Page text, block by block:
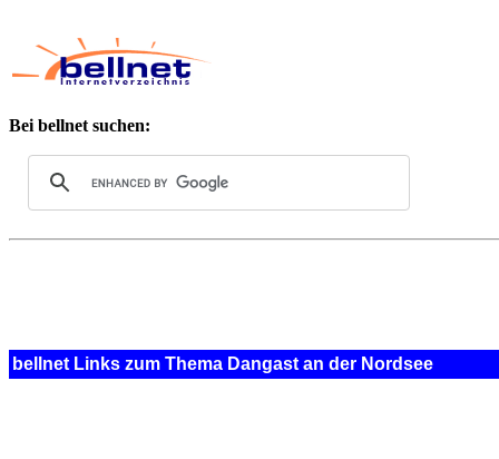
Bei bellnet suchen:
bellnet Links zum Thema Dangast an der Nordsee